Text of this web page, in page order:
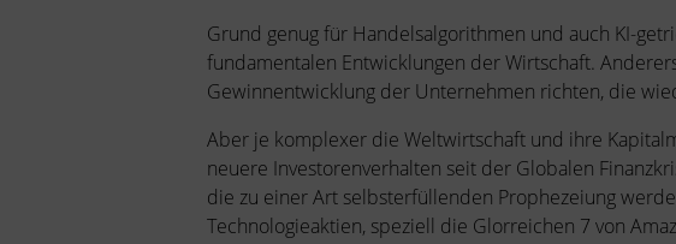
Grund genug für Handelsalgorithmen und auch KI-
fundamentalen Entwicklungen der Wirtschaft.
Gewinnentwicklung der Unternehmen richten, die
Aber je komplexer die Weltwirtschaft und ihre
neuere Investorenverhalten seit der Globalen
die zu einer Art selbsterfüllenden Prophezeiung
Technologieaktien, speziell die Glorreichen 7 von